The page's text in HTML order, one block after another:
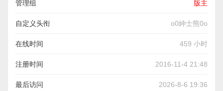
管理组 版主
自定义头衔 o0紳士熊0o
在线时间 459 小时
注册时间 2016-11-4 21:48
最后访问 2026-8-6 19:36